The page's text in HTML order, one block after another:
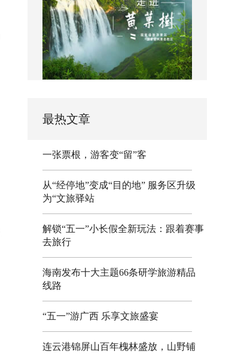
最热文章
一张票根，游客变“留”客
从“经停地”变成“目的地” 服务区升级
为“文旅驿站
解锁“五一”小长假全新玩法：跟着赛事
去旅行
海南发布十大主题66条研学旅游精品
线路
“五一”游广西 乐享文旅盛宴
连云港锦屏山百年槐林盛放，山野铺